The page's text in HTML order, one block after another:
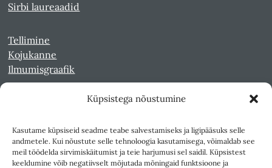
Küpsistega nõustumine
Kasutame küpsiseid seadme teabe salvestamiseks ja ligipääsuks selle
andmetele. Kui nõustute selle tehnoloogia kasutamisega, võimaldab see
meil töödelda sirvimiskäitumist ja teie harjumusi sel saidil. Küpsistest
keeldumine võib negatiivselt mõjutada mõningaid funktsioone ja
Sirbi laureaadid
Tellimine
Kojukanne
Ilmumisgraafik
Kultuurileht 1994-1997
Reede 1989-1990
Sirp ja Vasar 1940-1989